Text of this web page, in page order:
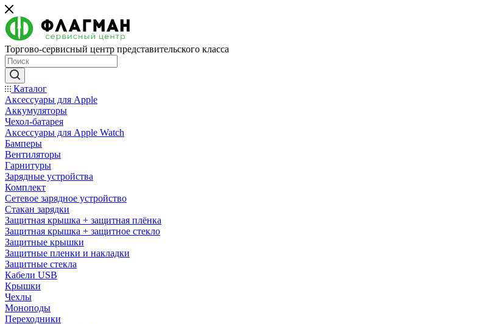
Торгово-сервисный центр представительского класса
Каталог
Аксессуары для Apple
Аккумуляторы
Чехол-батарея
Аксессуары для Apple Watch
Бамперы
Вентиляторы
Гарнитуры
Зарядные устройства
Комплект
Сетевое зарядное устройство
Стакан зарядки
Защитная крышка + защитная плёнка
Защитная крышка + защитное стекло
Защитные крышки
Защитные пленки и накладки
Защитные стекла
Кабели USB
Крышки
Чехлы
Моноподы
Переходники